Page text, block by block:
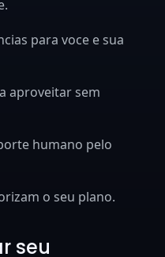
para voce e sua
aproveitar sem
humano pelo
o seu plano.
seu